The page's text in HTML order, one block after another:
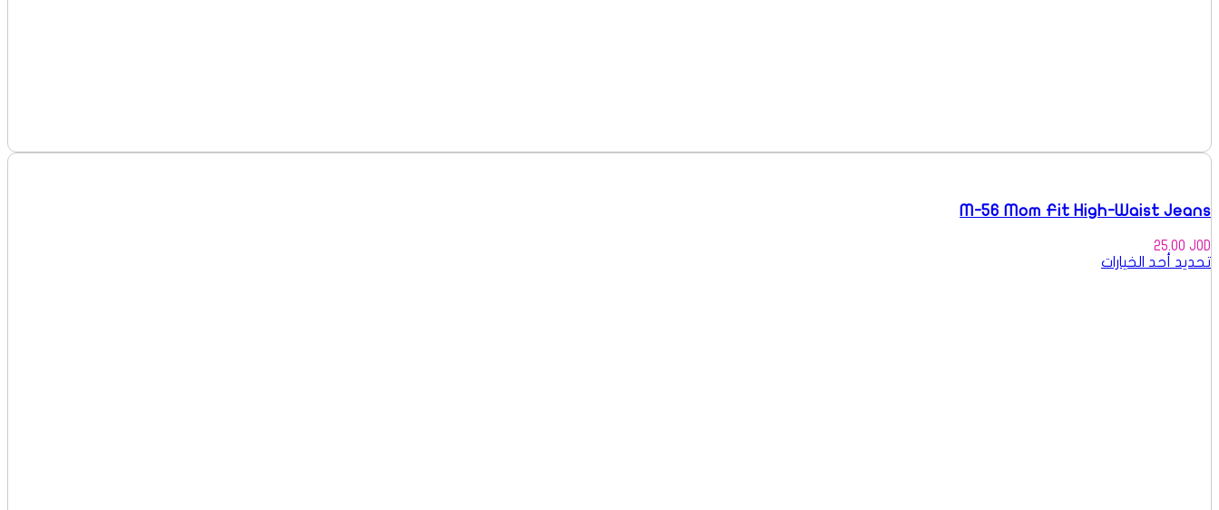
M-56 Mom Fit High-Waist Jeans
25.00 JOD
تحديد أحد الخيارات